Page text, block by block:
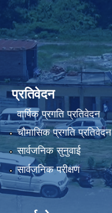
प्रतिवेदन
वार्षिक प्रगति प्रतिवेदन
चौमासिक प्रगति प्रतिवेदन
सार्वजनिक सुनुवाई
सार्वजनिक परीक्षण